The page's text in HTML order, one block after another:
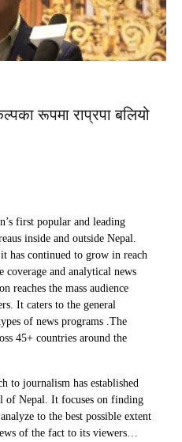
रूपमा राप्रपा बलियो
first popular and leading
inside and outside Nepal.
has continued to grow in reach
and analytical news
reaches the mass audience
It caters to the general
of news programs .The
45+ countries around the
to journalism has established
of Nepal. It focuses on finding
to the best possible extent
of the fact to its viewers…